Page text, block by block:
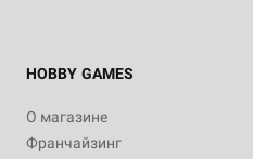
HOBBY GAMES
О магазине
Франчайзинг